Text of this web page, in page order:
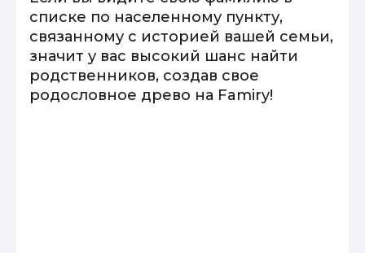
списке по населенному пункту,
связанному с историей вашей семьи,
значит у вас высокий шанс найти
родственников, создав свое
родословное древо на Famiry!